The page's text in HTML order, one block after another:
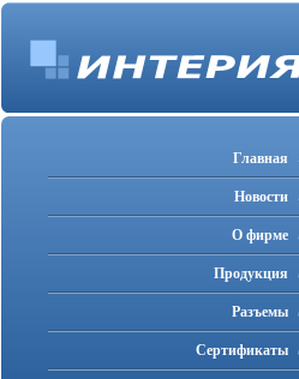
Главная
Новости
О фирме
Продукция
Разъемы
Cертификаты